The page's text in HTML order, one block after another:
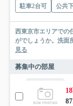
駐車2台可 公共
西東京市エリアでの
がでしょうか。洗面
見る
募集中の部屋